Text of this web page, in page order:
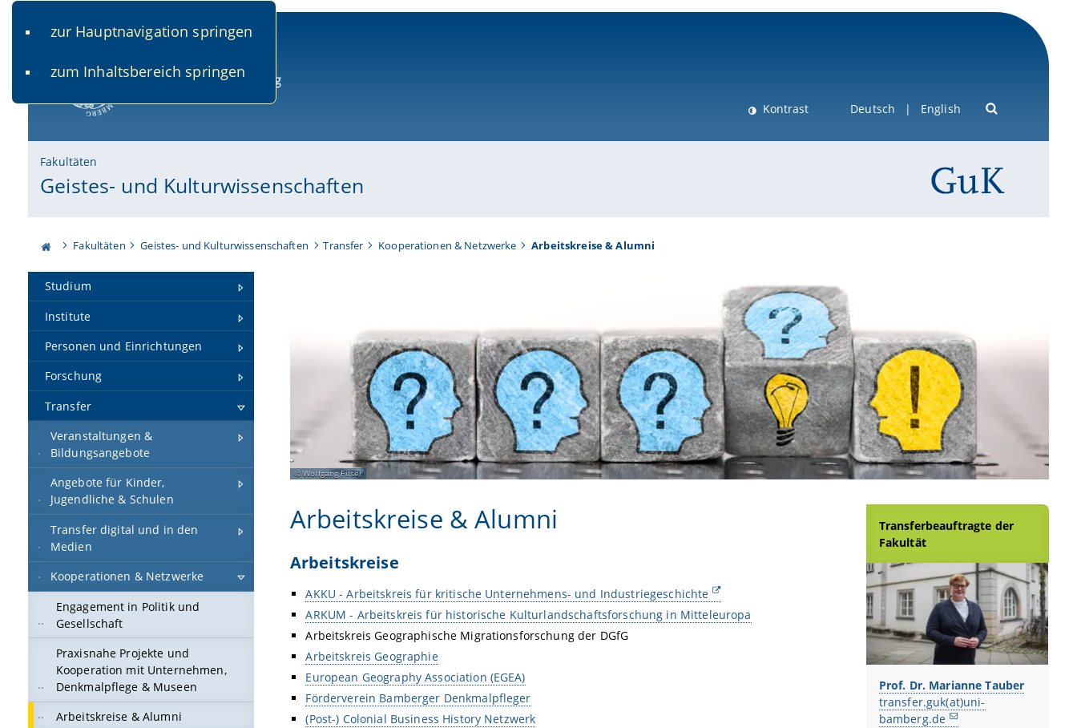
zur Hauptnavigation springen
zum Inhaltsbereich springen
Kontrast Deutsch English
Fakultäten
Geistes- und Kulturwissenschaften
Fakultäten Geistes- und Kulturwissenschaften Transfer Kooperationen & Netzwerke Arbeitskreise & Alumni
Studium
Institute
Personen und Einrichtungen
Forschung
Transfer
Veranstaltungen &
Bildungsangebote
Angebote für Kinder,
Jugendliche & Schulen
Transfer digital und in den
Medien
Kooperationen & Netzwerke
Engagement in Politik und
Gesellschaft
Praxisnahe Projekte und
Kooperation mit Unternehmen,
Denkmalpflege & Museen
Arbeitskreise & Alumni
Wolfgang Filser
Arbeitskreise & Alumni
Arbeitskreise
AKKU - Arbeitskreis für kritische Unternehmens- und Industriegeschichte
ARKUM - Arbeitskreis für historische Kulturlandschaftsforschung in Mitteleuropa
Arbeitskreis Geographische Migrationsforschung der DGfG
Arbeitskreis Geographie
European Geography Association (EGEA)
Förderverein Bamberger Denkmalpfleger
(Post-) Colonial Business History Netzwerk
Transferbeauftragte der
Fakultät
Prof. Dr. Marianne Tauber
transfer.guk(at)uni-
bamberg.de